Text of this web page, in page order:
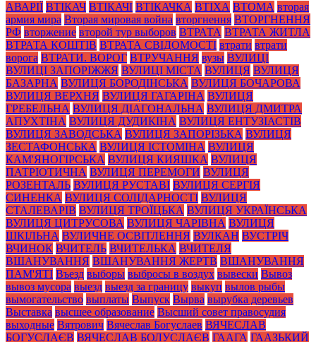
АВАРІЇ ВТІКАЧ ВТІКАЧІ ВТІКАЧКА ВТІХА ВТОМА вторая
армия мира Вторая мировая война вторгнення ВТОРГНЕННЯ
РФ вторжение второй тур выборов ВТРАТА ВТРАТА ЖИТЛА
ВТРАТА КОШТІВ ВТРАТА СВІДОМОСТІ втрати втрати
ворога ВТРАТИ. ВОРОГ ВТРУЧАННЯ вузы ВУЛИЦІ
ВУЛИЦІ ЗАПОРІЖЖЯ ВУЛИЦІ МІСТА ВУЛИЦЯ ВУЛИЦЯ
БАЗАРНА ВУЛИЦЯ БОРОДІНСЬКА ВУЛИЦЯ БОЧАРОВА
ВУЛИЦЯ ВЕРХНЯ ВУЛИЦЯ ГАГАРІНА ВУЛИЦЯ
ГРЕБЕЛЬНА ВУЛИЦЯ ДІАГОНАЛЬНА ВУЛИЦЯ ДМИТРА
АПУХТІНА ВУЛИЦЯ ДУДИКІНА ВУЛИЦЯ ЕНТУЗІАСТІВ
ВУЛИЦЯ ЗАВОДСЬКА ВУЛИЦЯ ЗАПОРІЗЬКА ВУЛИЦЯ
ЗЕСТАФОНСЬКА ВУЛИЦЯ ІСТОМІНА ВУЛИЦЯ
КАМ'ЯНОГІРСЬКА ВУЛИЦЯ КИЯШКА ВУЛИЦЯ
ПАТРІОТИЧНА ВУЛИЦЯ ПЕРЕМОГИ ВУЛИЦЯ
РОЗЕНТАЛЬ ВУЛИЦЯ РУСТАВІ ВУЛИЦЯ СЕРГІЯ
СИНЕНКА ВУЛИЦЯ СОЛІДАРНОСТІ ВУЛИЦЯ
СТАЛЕВАРІВ ВУЛИЦЯ ТРОЇЦЬКА ВУЛИЦЯ УКРАЇНСЬКА
ВУЛИЦЯ ЦИТРУСОВА ВУЛИЦЯ ЧАРІВНА ВУЛИЦЯ
ШКІЛЬНА ВУЛИЧНЕ ОСВІТЛЕННЯ ВУЛКАН ВУСТРІЧ
ВЧИНОК ВЧИТЕЛЬ ВЧИТЕЛЬКА ВЧИТЕЛЯ
ВШАНУВАННЯ ВШАНУВАННЯ ЖЕРТВ ВШАНУВАННЯ
ПАМ'ЯТІ Въезд выборы выбросы в воздух вывески Вывоз
вывоз мусора выезд выезд за границу выкуп вылов рыбы
вымогательство выплаты Выпуск Вырва вырубка деревьев
Выставка высшее образование Высший совет правосудия
выходные Вятрович Вячеслав Богуслаев ВЯЧЕСЛАВ
БОГУСЛАЄВ ВЯЧЕСЛАВ БОЛУСЛАЄВ ГААГА ГААЗЬКИЙ